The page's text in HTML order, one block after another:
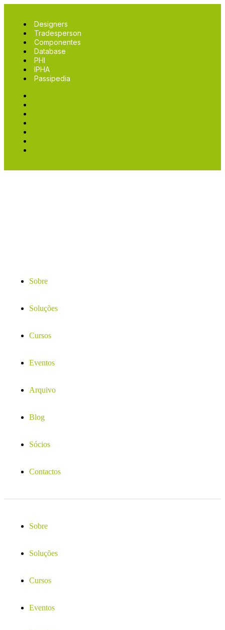
Designers
Tradesperson
Componentes
Database
PHI
IPHA
Passipedia
Sobre
Soluções
Cursos
Eventos
Arquivo
Blog
Sócios
Contactos
Sobre
Soluções
Cursos
Eventos